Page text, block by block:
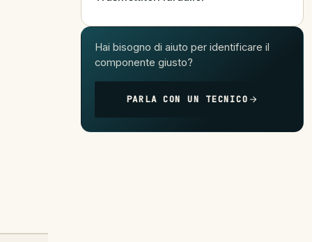
Hai bisogno di aiuto per identificare il
componente giusto?
PARLA CON UN TECNICO